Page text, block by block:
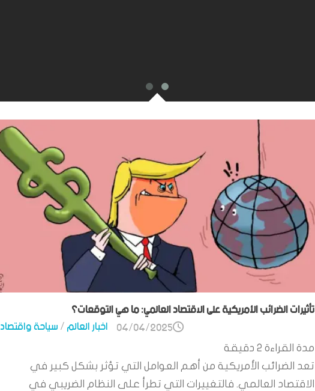
تأثيرات الضرائب الأمريكية على الاقتصاد العالمي: ما هي التوقعات؟
اخبار العالم/سياحة واقتصاد 04/04/2025
مدة القراءة 2 دقيقة
تعد الضرائب الأمريكية من أهم العوامل التي تؤثر بشكل كبير في
الاقتصاد العالمي. فالتغييرات التي تطرأ على النظام الضريبي في